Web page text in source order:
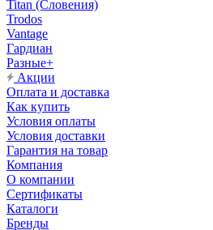
Titan (Словения)
Trodos
Vantage
Гардиан
Разные+
Акции
Оплата и доставка
Как купить
Условия оплаты
Условия доставки
Гарантия на товар
Компания
О компании
Сертификаты
Каталоги
Бренды